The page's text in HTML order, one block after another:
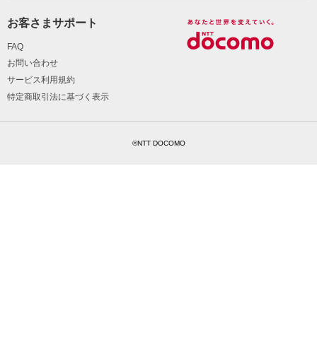
お客さまサポート
FAQ
お問い合わせ
サービス利用規約
特定商取引法に基づく表示
©NTT DOCOMO